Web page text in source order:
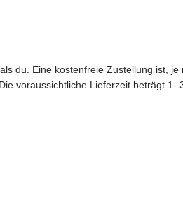
du. Eine kostenfreie Zustellung ist, je
voraussichtliche Lieferzeit beträgt 1-